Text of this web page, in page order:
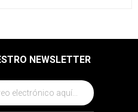
NEWSLETTER